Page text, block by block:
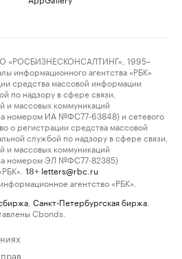
1995–
информационного агентства «РБК»
средства массовой информации
по надзору в сфере связи,
и массовых коммуникаций
номером ИА №ФС77-63848) и сетевого
о регистрации средства массовой
службой по надзору в сфере связи,
и массовых коммуникаций
номером ЭЛ №ФС77-82385)
18+ letters@rbc.ru
агентство «РБК».
Санкт-Петербургская биржа
Cbonds.